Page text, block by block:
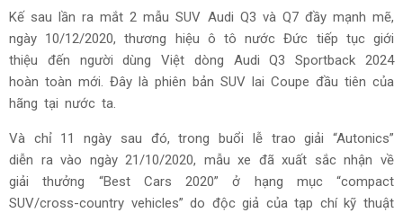
Kế sau lần ra mắt 2 mẫu SUV Audi Q3 và Q7 đầy mạnh mẽ,
ngày 10/12/2020, thương hiệu ô tô nước Đức tiếp tục giới
thiệu đến người dùng Việt dòng Audi Q3 Sportback 2024
hoàn toàn mới. Đây là phiên bản SUV lai Coupe đầu tiên của
hãng tại nước ta.
Và chỉ 11 ngày sau đó, trong buổi lễ trao giải “Autonics”
diễn ra vào ngày 21/10/2020, mẫu xe đã xuất sắc nhận về
giải thưởng “Best Cars 2020” ở hạng mục “compact
SUV/cross-country vehicles” do độc giả của tạp chí kỹ thuật